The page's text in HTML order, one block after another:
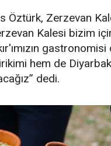
Öztürk, Zerzevan
Kalesi bizim
hem de
dedi.